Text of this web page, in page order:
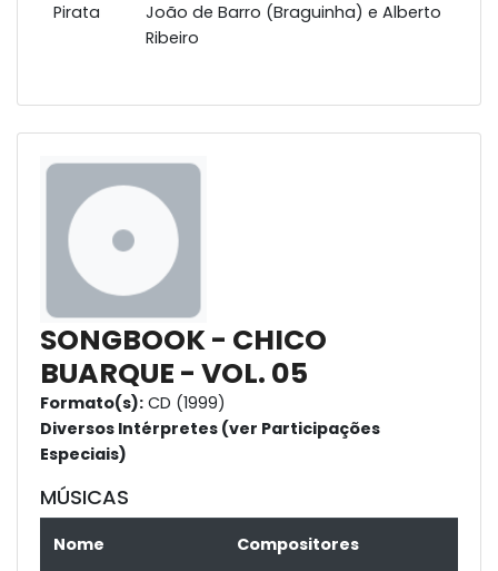
Pirata
João de Barro (Braguinha) e Alberto
Ribeiro
SONGBOOK - CHICO
BUARQUE - VOL. 05
Formato(s): CD (1999)
Diversos Intérpretes (ver Participações
Especiais)
MÚSICAS
Nome Compositores